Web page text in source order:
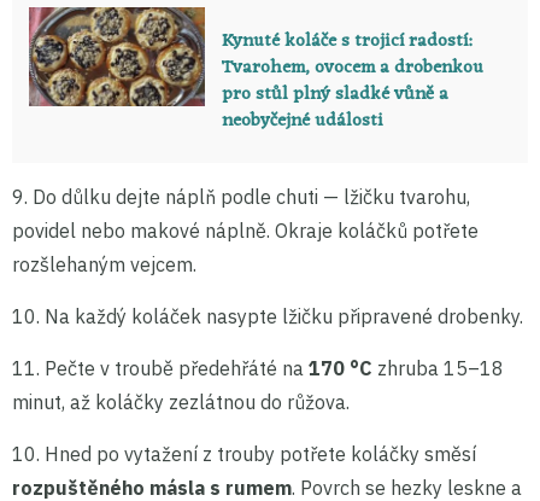
Kynuté koláče s trojicí radostí:
Tvarohem, ovocem a drobenkou
pro stůl plný sladké vůně a
neobyčejné události
9. Do důlku dejte náplň podle chuti — lžičku tvarohu,
povidel nebo makové náplně. Okraje koláčků potřete
rozšlehaným vejcem.
10. Na každý koláček nasypte lžičku připravené drobenky.
11. Pečte v troubě předehřáté na 170 °C zhruba 15–18
minut, až koláčky zezlátnou do růžova.
10. Hned po vytažení z trouby potřete koláčky směsí
rozpuštěného másla s rumem. Povrch se hezky leskne a